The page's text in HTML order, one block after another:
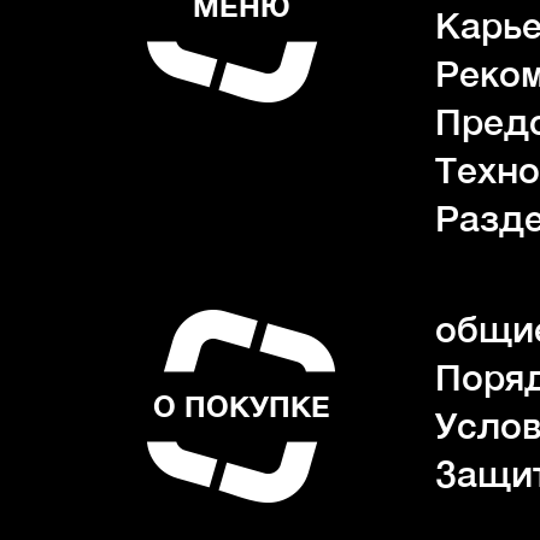
О ПОКУПКЕ